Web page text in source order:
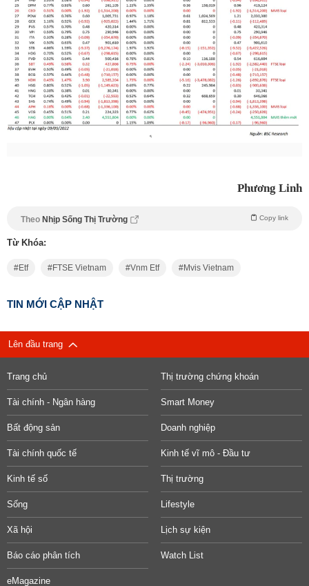
Phương Linh
Theo Nhịp Sống Thị Trường Copy link
Từ Khóa:
Etf FTSE Vietnam Vnm Etf Mvis Vietnam
TIN MỚI CẬP NHẬT
Lên đầu trang
Trang chủ Thị trường chứng khoán
Tài chính - Ngân hàng Smart Money
Bất động sản Doanh nghiệp
Tài chính quốc tế Kinh tế vĩ mô - Đầu tư
Kinh tế số Thị trường
Sống Lifestyle
Xã hội Lịch sự kiện
Báo cáo phân tích Watch List
eMagazine